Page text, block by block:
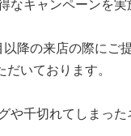
なキャンペーンを実
降の来店の際にご
いております。
や千切れてしまった